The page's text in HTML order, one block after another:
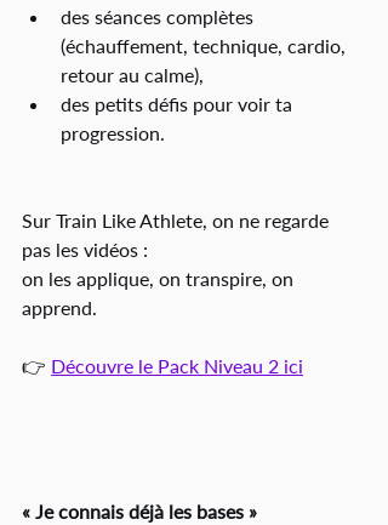
des séances complètes
(échauffement, technique, cardio,
retour au calme),
des petits défis pour voir ta
progression.
Sur Train Like Athlete, on ne regarde
pas les vidéos :
on les applique, on transpire, on
apprend.
👉 Découvre le Pack Niveau 2 ici
« Je connais déjà les bases »